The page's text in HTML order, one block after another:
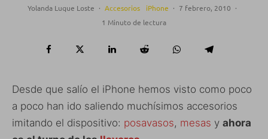
Yolanda Luque Loste · Accesorios iPhone · 7 febrero, 2010 ·
1 Minuto de lectura
Desde que salío el iPhone hemos visto como poco
a poco han ido saliendo muchísimos accesorios
imitando el dispositivo: posavasos, mesas y ahora